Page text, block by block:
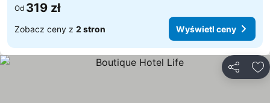
Od 319 zł
Zobacz ceny z 2 stron Wyświetl ceny